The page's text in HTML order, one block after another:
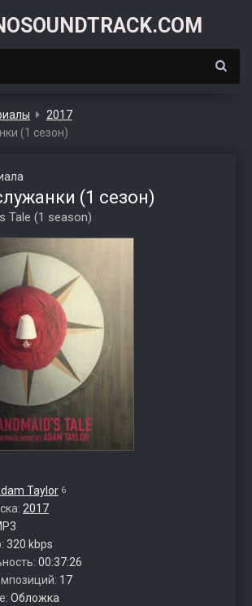
2017
(1 сезон)
(1 сезон)
Tale (1 season)
Taylor 6
2017
320 kbps
00:37:26
17
Обложка